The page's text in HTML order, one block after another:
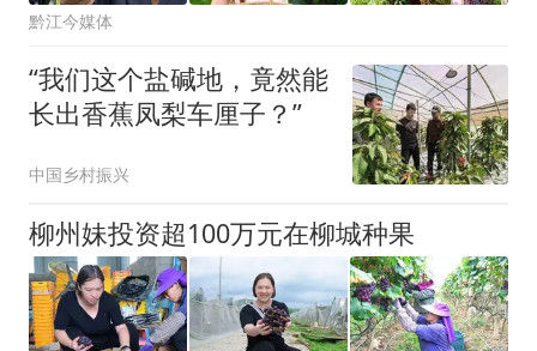
黔江今媒体
“我们这个盐碱地，竟然能
长出香蕉凤梨车厘子？”
中国乡村振兴
柳州妹投资超100万元在柳城种果